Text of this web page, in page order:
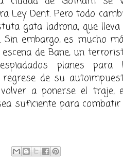
Ley Dent. Pero todo
gata ladrona, que
embargo, es mucho
de Bane, un
planes para
regrese de su
a ponerse el traje,
suficiente para